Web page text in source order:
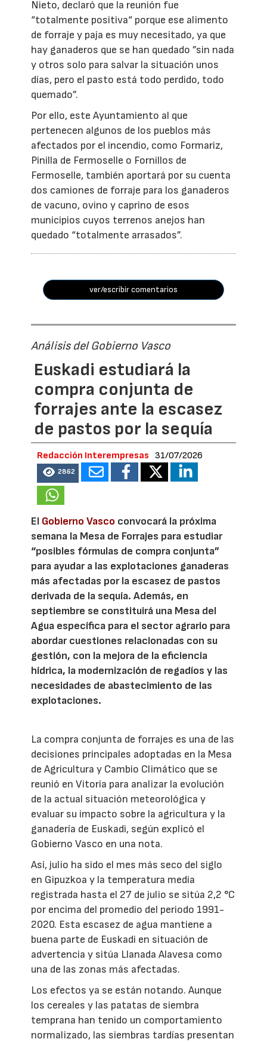
Nieto, declaró que la reunión fue
“totalmente positiva“ porque ese alimento
de forraje y paja es muy necesitado, ya que
hay ganaderos que se han quedado ”sin nada
y otros solo para salvar la situación unos
días, pero el pasto está todo perdido, todo
quemado”.
Por ello, este Ayuntamiento al que
pertenecen algunos de los pueblos más
afectados por el incendio, como Formariz,
Pinilla de Fermoselle o Fornillos de
Fermoselle, también aportará por su cuenta
dos camiones de forraje para los ganaderos
de vacuno, ovino y caprino de esos
municipios cuyos terrenos anejos han
quedado “totalmente arrasados”.
ver/escribir comentarios
Análisis del Gobierno Vasco
Euskadi estudiará la
compra conjunta de
forrajes ante la escasez
de pastos por la sequía
Redacción Interempresas 31/07/2026
2862
El Gobierno Vasco convocará la próxima
semana la Mesa de Forrajes para estudiar
“posibles fórmulas de compra conjunta”
para ayudar a las explotaciones ganaderas
más afectadas por la escasez de pastos
derivada de la sequía. Además, en
septiembre se constituirá una Mesa del
Agua específica para el sector agrario para
abordar cuestiones relacionadas con su
gestión, con la mejora de la eficiencia
hídrica, la modernización de regadíos y las
necesidades de abastecimiento de las
explotaciones.
La compra conjunta de forrajes es una de las
decisiones principales adoptadas en la Mesa
de Agricultura y Cambio Climático que se
reunió en Vitoria para analizar la evolución
de la actual situación meteorológica y
evaluar su impacto sobre la agricultura y la
ganadería de Euskadi, según explicó el
Gobierno Vasco en una nota.
Así, julio ha sido el mes más seco del siglo
en Gipuzkoa y la temperatura media
registrada hasta el 27 de julio se sitúa 2,2 °C
por encima del promedio del periodo 1991-
2020. Esta escasez de agua mantiene a
buena parte de Euskadi en situación de
advertencia y sitúa Llanada Alavesa como
una de las zonas más afectadas.
Los efectos ya se están notando. Aunque
los cereales y las patatas de siembra
temprana han tenido un comportamiento
normalizado, las siembras tardías presentan